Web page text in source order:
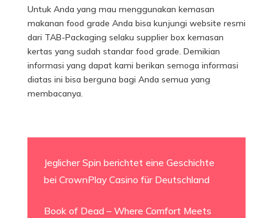
Untuk Anda yang mau menggunakan kemasan
makanan food grade Anda bisa kunjungi website resmi
dari TAB-Packaging selaku supplier box kemasan
kertas yang sudah standar food grade. Demikian
informasi yang dapat kami berikan semoga informasi
diatas ini bisa berguna bagi Anda semua yang
membacanya.
Jeglicher Spin berichtet eine Geschichte
bei CrownPlay Casino für Deutschland
Book of Dead – Where Comfort Meets